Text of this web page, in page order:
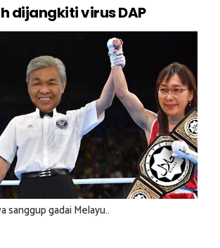
dijangkiti virus DAP
sanggup gadai Melayu..